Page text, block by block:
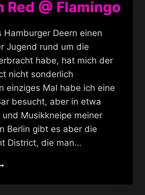
Red @ Flamingo
Hamburger Deern einen
Jugend rund um die
habe, hat mich der
nicht sonderlich
einziges Mal habe ich eine
besucht, aber in etwa
und Musikkneipe meiner
Berlin gibt es aber die
District, die man…